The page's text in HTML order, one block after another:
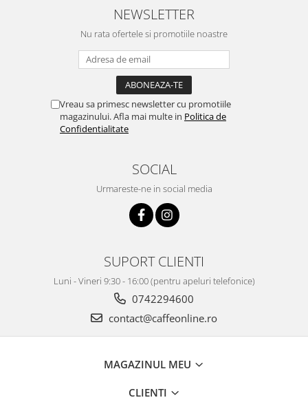
NEWSLETTER
Nu rata ofertele si promotiile noastre
Vreau sa primesc newsletter cu promotiile
magazinului. Afla mai multe in Politica de
Confidentialitate
SOCIAL
Urmareste-ne in social media
SUPORT CLIENTI
Luni - Vineri 9:30 - 16:00 (pentru apeluri telefonice)
0742294600
contact@caffeonline.ro
MAGAZINUL MEU
CLIENTI